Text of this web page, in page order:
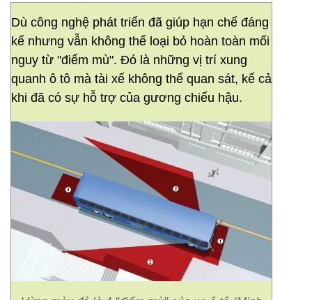
Dù công nghệ phát triển đã giúp hạn chế đáng
kể nhưng vẫn không thể loại bỏ hoàn toàn mối
nguy từ "điểm mù". Đó là những vị trí xung
quanh ô tô mà tài xế không thể quan sát, kể cả
khi đã có sự hỗ trợ của gương chiếu hậu.